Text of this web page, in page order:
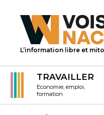
L’information libre et
TRAVAILLER
Economie, emploi,
formation